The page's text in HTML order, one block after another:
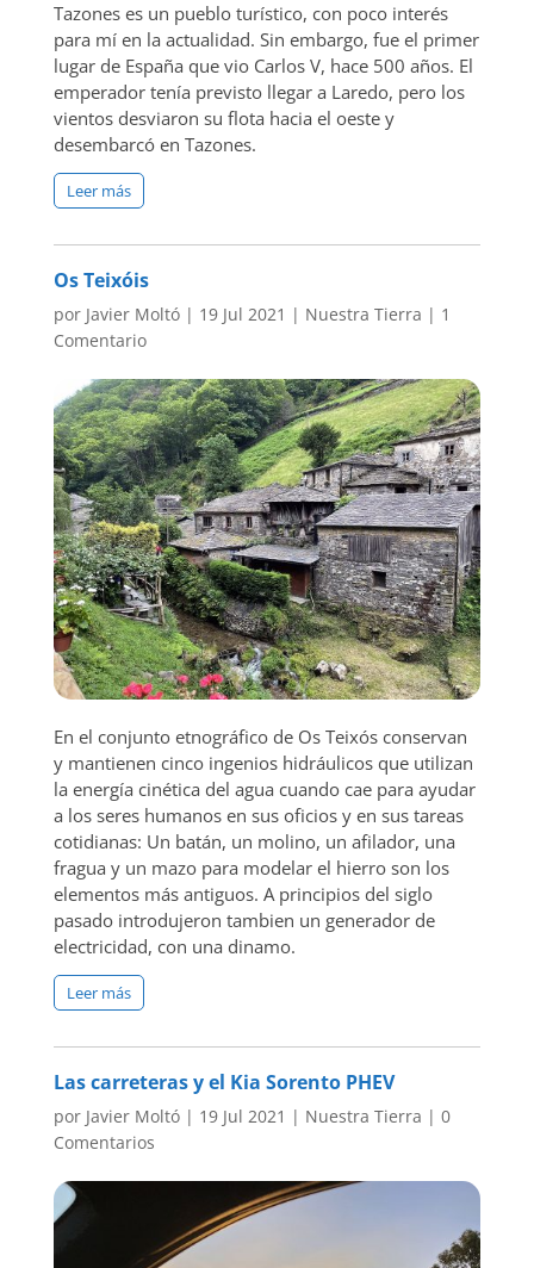
Tazones es un pueblo turístico, con poco interés
para mí en la actualidad. Sin embargo, fue el primer
lugar de España que vio Carlos V, hace 500 años. El
emperador tenía previsto llegar a Laredo, pero los
vientos desviaron su flota hacia el oeste y
desembarcó en Tazones.
Leer más
Os Teixóis
por Javier Moltó| 19 Jul 2021 | Nuestra Tierra | 1
Comentario
En el conjunto etnográfico de Os Teixós conservan
y mantienen cinco ingenios hidráulicos que utilizan
la energía cinética del agua cuando cae para ayudar
a los seres humanos en sus oficios y en sus tareas
cotidianas: Un batán, un molino, un afilador, una
fragua y un mazo para modelar el hierro son los
elementos más antiguos. A principios del siglo
pasado introdujeron tambien un generador de
electricidad, con una dinamo.
Leer más
Las carreteras y el Kia Sorento PHEV
por Javier Moltó| 19 Jul 2021 | Nuestra Tierra | 0
Comentarios